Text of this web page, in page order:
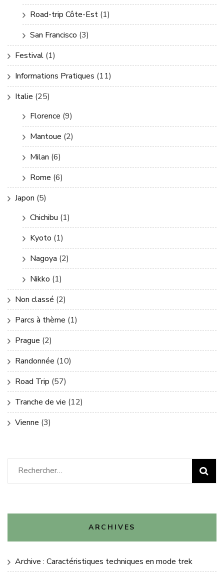
Road-trip Côte-Est (1)
San Francisco (3)
Festival (1)
Informations Pratiques (11)
Italie (25)
Florence (9)
Mantoue (2)
Milan (6)
Rome (6)
Japon (5)
Chichibu (1)
Kyoto (1)
Nagoya (2)
Nikko (1)
Non classé (2)
Parcs à thème (1)
Prague (2)
Randonnée (10)
Road Trip (57)
Tranche de vie (12)
Vienne (3)
Rechercher :
ARCHIVES
Archive : Caractéristiques techniques en mode trek